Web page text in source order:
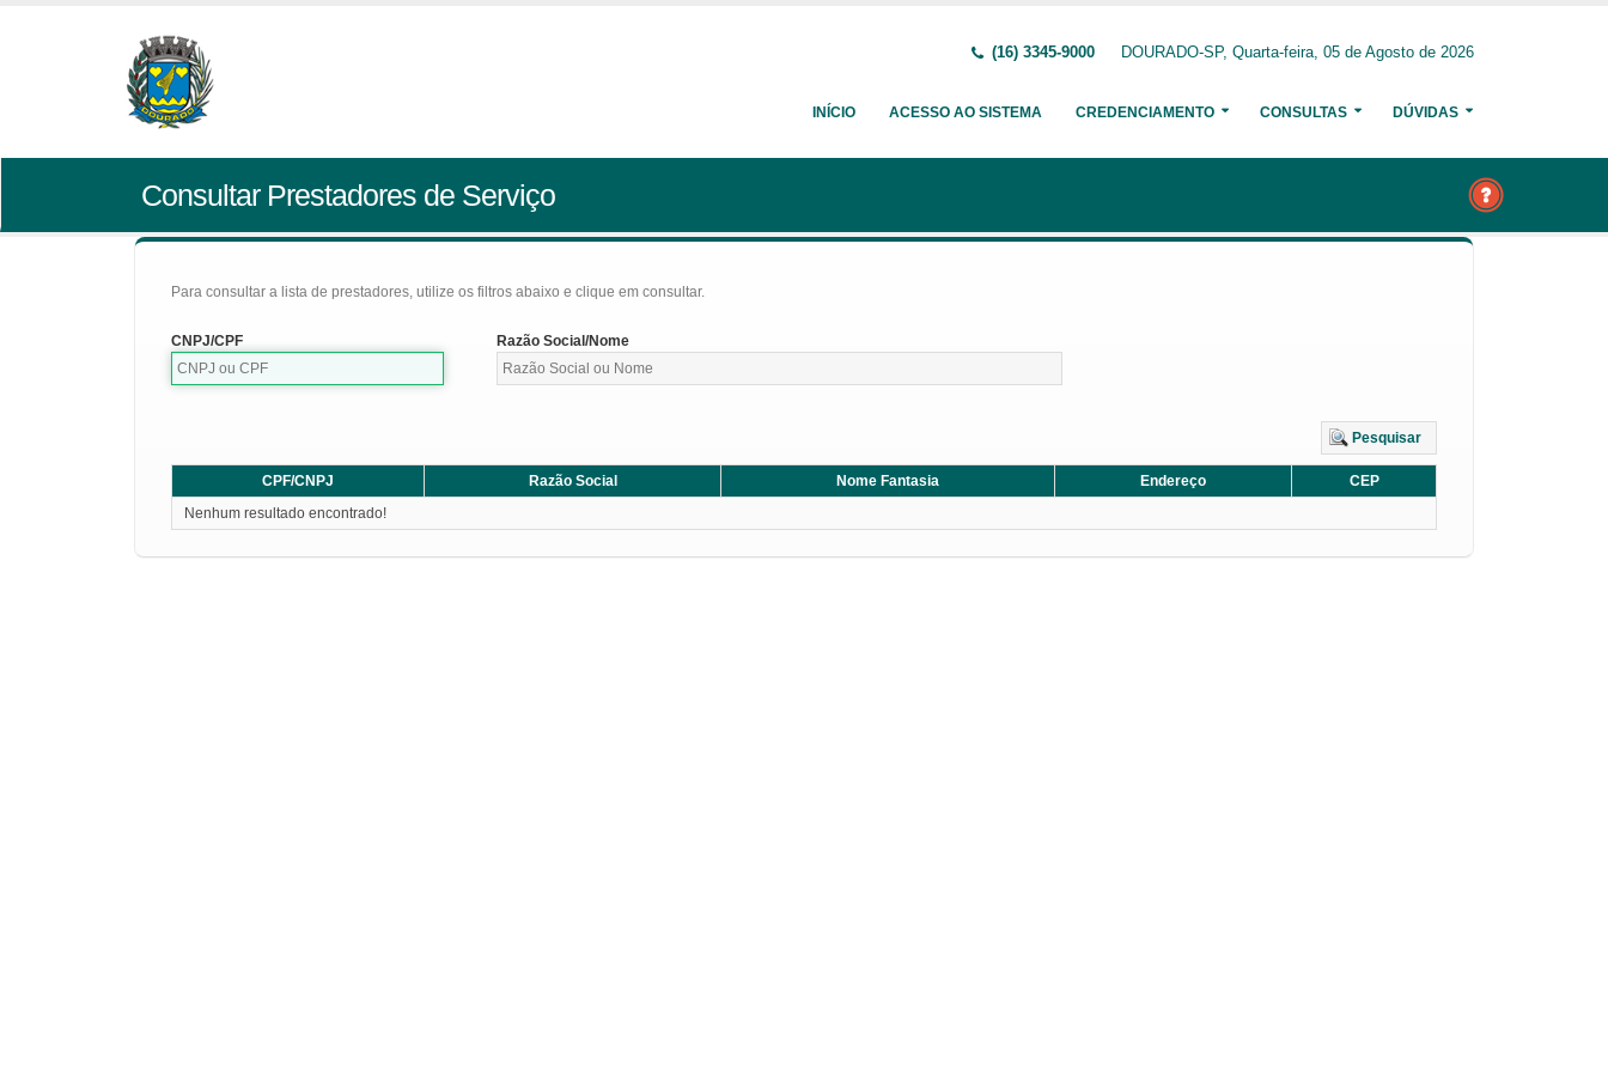
(16) 3345-9000 DOURADO-SP, Quarta-feira, 05 de Agosto de 2026
INÍCIO ACESSO AO SISTEMA CREDENCIAMENTO CONSULTAS DÚVIDAS
Consultar Prestadores de Serviço
Para consultar a lista de prestadores, utilize os filtros abaixo e clique em consultar.
CNPJ/CPF Razão Social/Nome
Pesquisar
CPF/CNPJ Razão Social Nome Fantasia Endereço
CEP
Nenhum resultado encontrado!